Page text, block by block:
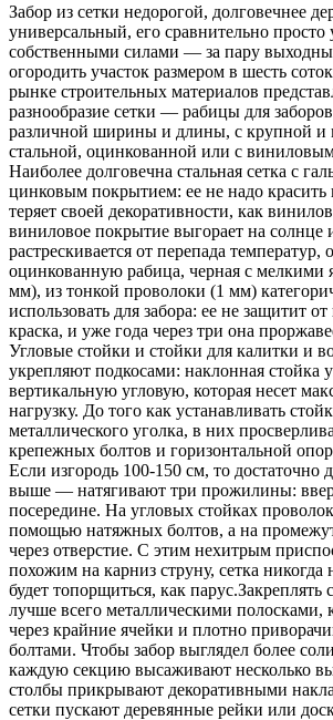
Забор из сетки недорогой, долговечнее
универсальный, его сравнительно просто
собственными силами — за пару
огородить участок размером в шесть
рынке строительных материалов
разнообразие сетки — рабицы для
различной ширины и длины, с крупной и
стальной, оцинкованной или с
Наиболее долговечна стальная сетка с
цинковым покрытием: ее не надо
теряет своей декоративности, как
виниловое покрытие выгорает на солнце
растрескивается от перепада
оцинкованную рабица, черная с мелкими
мм), из тонкой проволоки (1 мм)
использовать для забора: ее не защитит
краска, и уже года через три она
Угловые стойки и стойки для калитки и
укрепляют подкосами: наклонная стойка
вертикальную угловую, которая несет
нагрузку. До того как устанавливать
металлического уголка, в них
крепежных болтов и горизонтальной
Если изгородь 100-150 см, то достаточно
выше — натягивают три прожилины:
посередине. На угловых стойках
помощью натяжных болтов, а на
через отверстие. С этим нехитрым
похожим на карниз струну, сетка никогда
будет топорщиться, как парус.Закреплять
лучше всего металлическими полосками,
через крайние ячейки и плотно
болтами. Чтобы забор выглядел более
каждую секцию высаживают несколько
столбы прикрывают декоративными
сетки пускают деревянные рейки или